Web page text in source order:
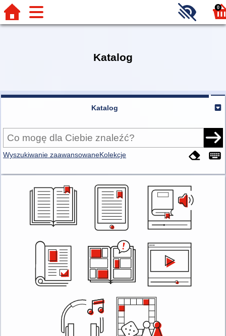
0
Katalog
Katalog
Wyszukiwanie zaawansowaneKolekcje